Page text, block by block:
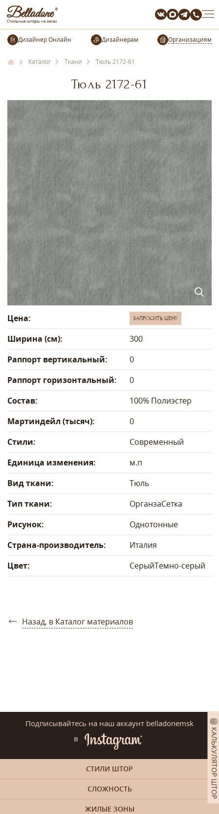
КАЛЬКУЛЯТОР ШТОР
Организациям
Каталог Ткани Тюль 2172-61
Тюль 2172-61
Цена: ЗАПРОСИТЬ ЦЕНУ
Ширина (см):
300
Раппорт вертикальный:
0
Раппорт горизонтальный:
0
Состав:
100% Полиэстер
Мартиндейл (тысяч):
0
Стили:
Современный
Единица изменения:
м.п
Вид ткани:
Тюль
Тип ткани:
ОрганзаСетка
Рисунок:
Однотонные
Страна-производитель:
Италия
Цвет:
СерыйТемно-серый
Назад, в Каталог материалов
Подписывайтесь на наш аккаунт belladonemsk
в
СТИЛИ ШТОР
СЛОЖНОСТЬ
ЖИЛЫЕ ЗОНЫ